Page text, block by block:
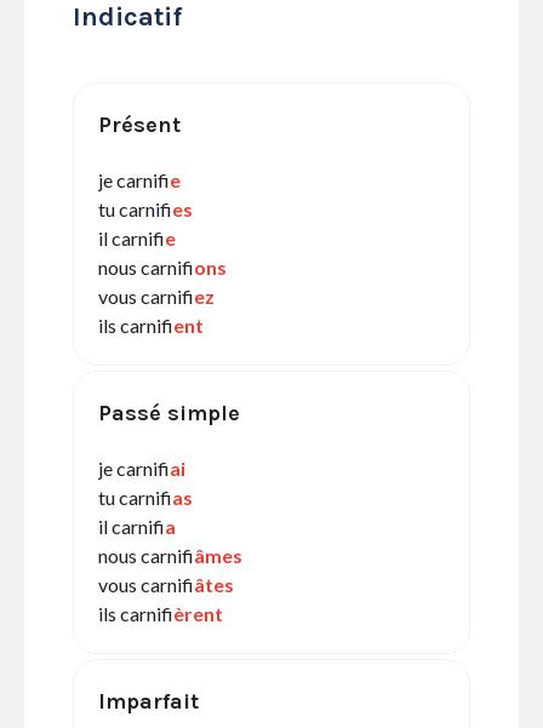
Indicatif
Présent
je carnifie
tu carnifies
il carnifie
nous carnifions
vous carnifiez
ils carnifient
Passé simple
je carnifiai
tu carnifias
il carnifia
nous carnifiâmes
vous carnifiâtes
ils carnifièrent
Imparfait